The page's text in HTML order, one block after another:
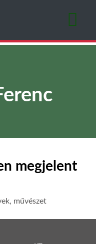
megjelent
művészet